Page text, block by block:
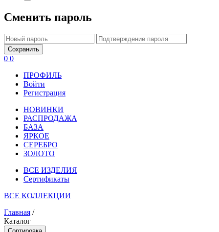
Сменить пароль
Сохранить
0 0
ПРОФИЛЬ
Войти
Регистрация
НОВИНКИ
РАСПРОДАЖА
БАЗА
ЯРКОЕ
СЕРЕБРО
ЗОЛОТО
ВСЕ ИЗДЕЛИЯ
Сертификаты
ВСЕ КОЛЛЕКЦИИ
Главная /
Каталог